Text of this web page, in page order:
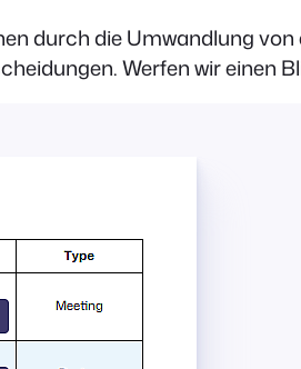
durch die Umwandlung von
Werfen wir einen